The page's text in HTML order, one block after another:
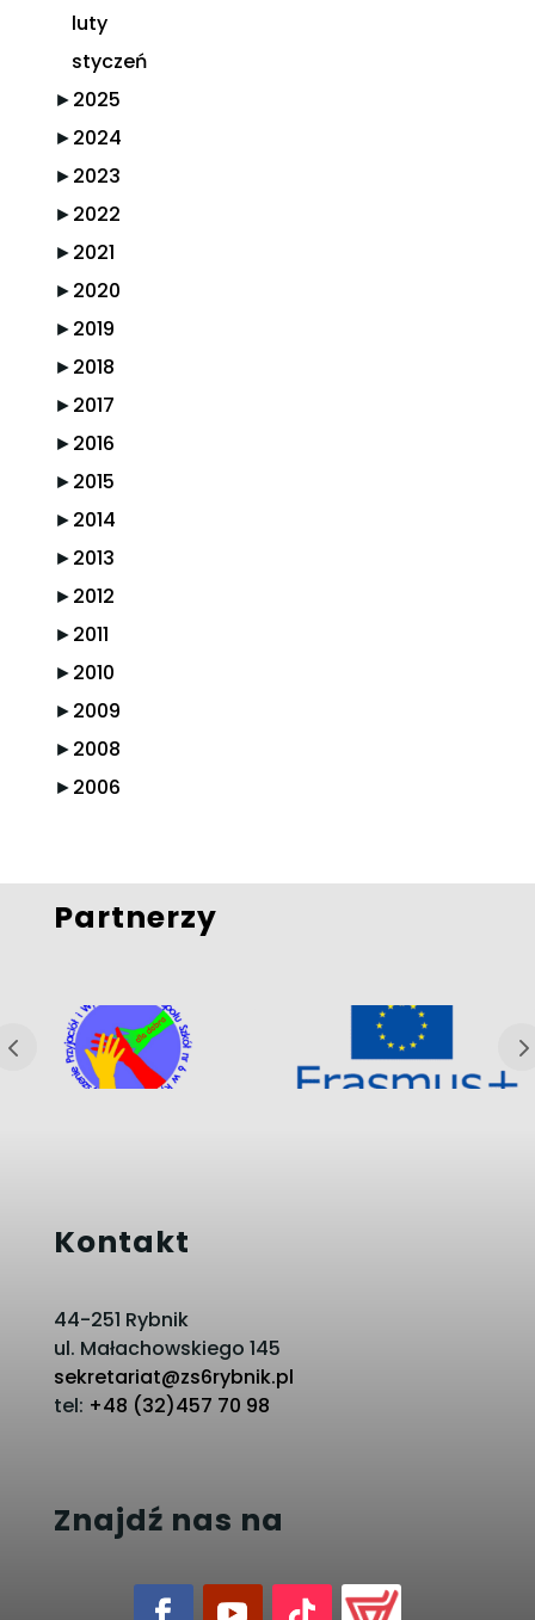
luty
styczeń
►2025
►2024
►2023
►2022
►2021
►2020
►2019
►2018
►2017
►2016
►2015
►2014
►2013
►2012
►2011
►2010
►2009
►2008
►2006
Partnerzy
Kontakt
44-251 Rybnik
ul. Małachowskiego 145
sekretariat@zs6rybnik.pl
tel: +48 (32)457 70 98
Znajdź nas na